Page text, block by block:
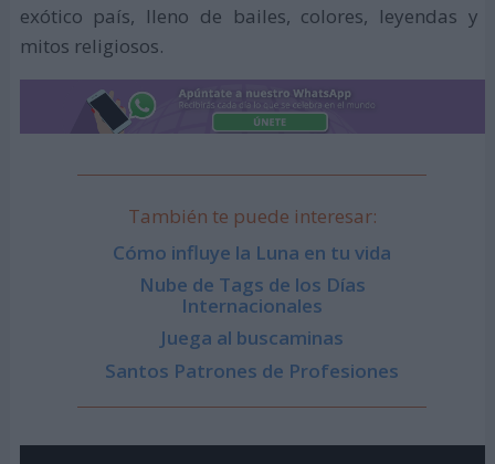
exótico país, lleno de bailes, colores, leyendas y
mitos religiosos.
También te puede interesar:
Cómo influye la Luna en tu vida
Nube de Tags de los Días
Internacionales
Juega al buscaminas
Santos Patrones de Profesiones